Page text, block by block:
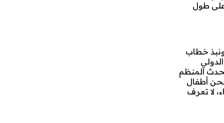
تمتد على طول
ونبذ خطاب
بمناسبة الدورة الـ 17 للمهرجان الدولي
المنظم
لالة مريم، من 22 إلى 30 يوليوز الجاري “نحن أطفال
لا تعرف